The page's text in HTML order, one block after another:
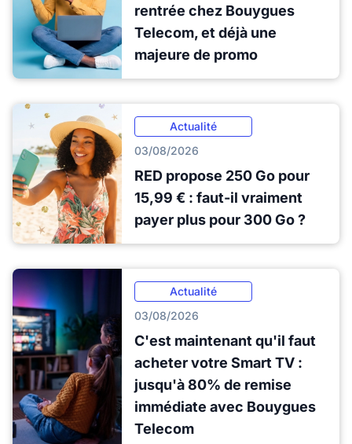
rentrée chez Bouygues
Telecom, et déjà une
majeure de promo
Actualité
03/08/2026
RED propose 250 Go pour
15,99 € : faut-il vraiment
payer plus pour 300 Go ?
Actualité
03/08/2026
C'est maintenant qu'il faut
acheter votre Smart TV :
jusqu'à 80% de remise
immédiate avec Bouygues
Telecom